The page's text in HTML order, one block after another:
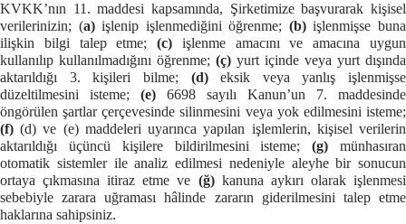
KVKK’nın 11. maddesi kapsamında, Şirketimize başvurarak kişisel
verilerinizin; (a)işlenip işlenmediğini öğrenme; (b)işlenmişse buna
ilişkin bilgi talep etme;(c) işlenme amacını ve amacına uygun
kullanılıp kullanılmadığını öğrenme; (ç) yurt içinde veya yurt dışında
aktarıldığı 3. kişileri bilme; (d)eksik veya yanlış işlenmişse
düzeltilmesini isteme; (e) 6698 sayılı Kanun’un 7. maddesinde
öngörülen şartlar çerçevesinde silinmesini veya yok edilmesini isteme;
(f) (d) ve (e) maddeleri uyarınca yapılan işlemlerin, kişisel verilerin
aktarıldığı üçüncü kişilere bildirilmesini isteme;(g) münhasıran
otomatik sistemler ile analiz edilmesi nedeniyle aleyhe bir sonucun
ortaya çıkmasına itiraz etme ve (ğ)kanuna aykırı olarak işlenmesi
sebebiyle zarara uğraması hâlinde zararın giderilmesini talep etme
haklarına sahipsiniz.